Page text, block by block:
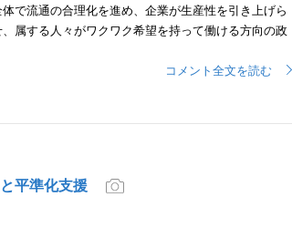
で流通の合理化を進め、企業が生産性を引き上げら
属する人々がワクワク希望を持って働ける方向の政
コメント全文を読む
平準化支援